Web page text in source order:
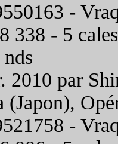
-
338 - 5
2010 par
(Japon),
-